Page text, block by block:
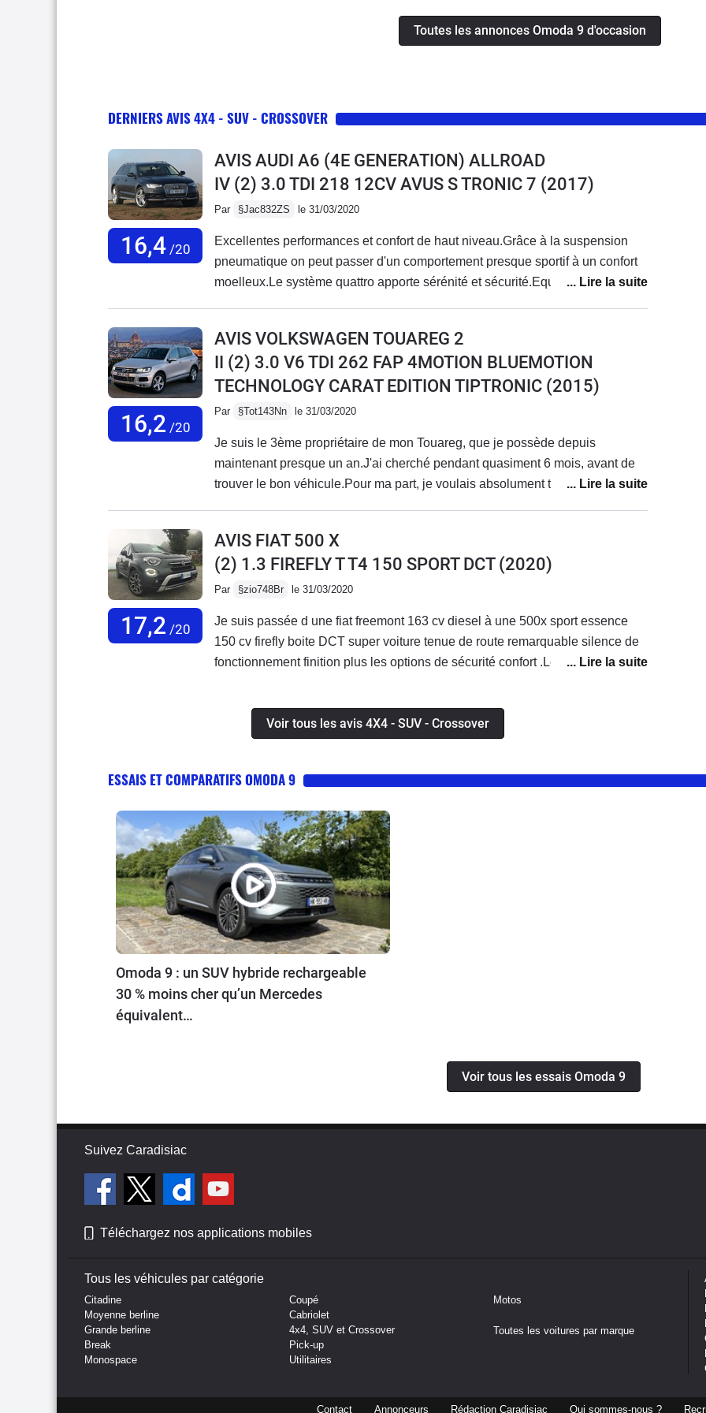
Toutes les annonces Omoda 9 d'occasion
DERNIERS AVIS 4X4 - SUV - CROSSOVER
16,4/20
AVIS AUDI A6 (4E GENERATION) ALLROAD
IV (2) 3.0 TDI 218 12CV AVUS S TRONIC 7 (2017)
Par §Jac832ZS le 31/03/2020
Excellentes performances et confort de haut niveau.Grâce à la suspension
pneumatique on peut passer d'un comportement presque sportif à un confort
moelleux.Le système quattro apporte sérénité et sécurité.Equipement complet
smartphone.Aucun problème rencontré.
16,2 /20
AVIS VOLKSWAGEN TOUAREG 2
II (2) 3.0 V6 TDI 262 FAP 4MOTION BLUEMOTION
TECHNOLOGY CARAT EDITION TIPTRONIC (2015)
Par §Tot143Nn le 31/03/2020
Je suis le 3ème propriétaire de mon Touareg, que je possède depuis
maintenant presque un an.J'ai cherché pendant quasiment 6 mois, avant de
trouver le bon véhicule.Pour ma part, je voulais absolument trouver un
particuliers, peu kilométré et suivi en concession VW.Mon Toutou est une
version Carat Edition, en finition R-Line, blanc, équipé des jantes optionnelles
en 21". (il m'a été fourni par l'ancien propriétaire un jeu de 4 jantes en 18"
maximum de confort une caravane pour les vacances.Que ce soit en traction
ou à vide, le confort est excellent, surtout côté silence de fonctionnement.La
consommation est à prendre en compte, surtout pour ceux qui roulent
des 9l/100km.Le poids conséquent de 2150kg de la voiture se ressent,
attention, même avec 262cv en diesel, ce n'est pas un véhicule à utiliser en
moyenne entre 10 et 11l/100km, avec une caravane qui pèse environ
1500kg.Le budget de fonctionnement et d'entretien, pour moi qui ne roule
qu'en week-ends et vacances avec mon Touareg, n'est pas trop conséquent,
mais peut rapidement évoluer pour un utilisateur plus fréquent.
17,2 /20
AVIS FIAT 500 X
(2) 1.3 FIREFLY T T4 150 SPORT DCT(2020)
Par §zio748Br le 31/03/2020
Je suis passée d une fiat freemont 163 cv diesel à une 500x sport essence
150 cv firefly boite DCT super voiture tenue de route remarquable silence de
fonctionnement finition plus les options de sécurité confort .Le seul vrai
autoroute allor sa commence aller un petit peu mieux la on tourne dans les
Voir tous les avis 4X4 - SUV - Crossover
ESSAIS ET COMPARATIFS OMODA 9
Omoda 9 : un SUV hybride rechargeable
30 % moins cher qu’un Mercedes
équivalent…
Voir tous les essais Omoda 9
Suivez Caradisiac
Téléchargez nos applications mobiles
Tous les véhicules par catégorie
Citadine
Moyenne berline
Grande berline
Break
Monospace
Coupé
Cabriolet
4x4, SUV et Crossover
Pick-up
Utilitaires
Motos
Toutes les voitures par marque
Contact Annonceurs Rédaction Caradisiac Qui sommes-nous ?